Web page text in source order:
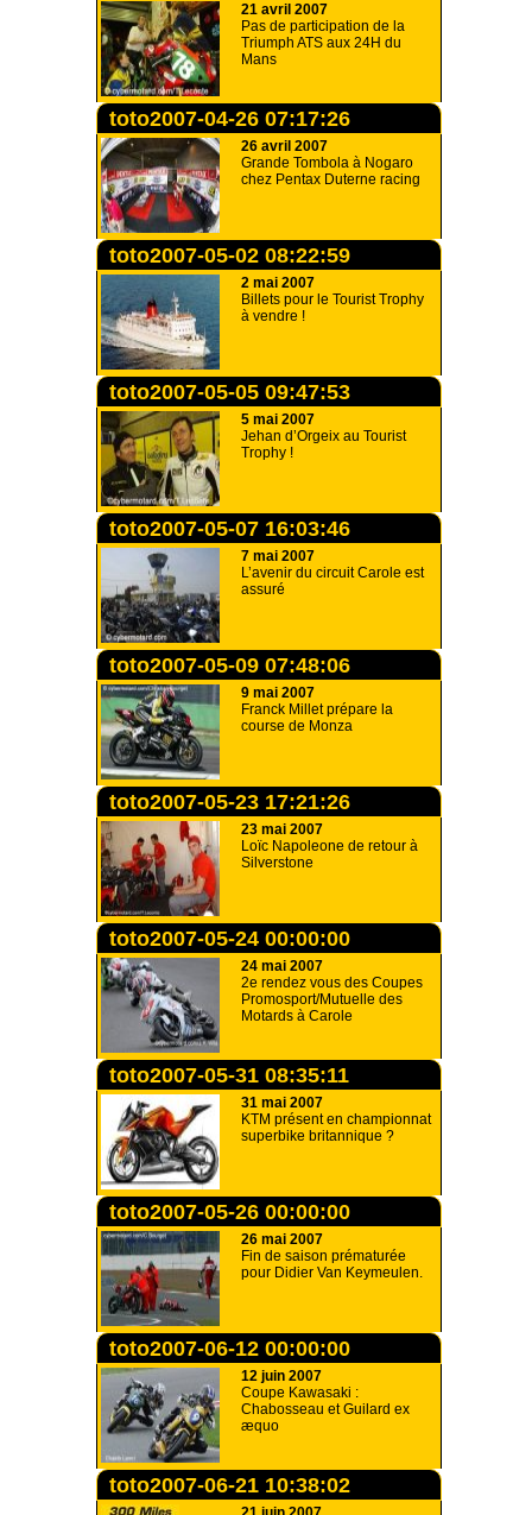
21 avril 2007
Pas de participation de la
Triumph ATS aux 24H du
Mans
toto2007-04-26 07:17:26
26 avril 2007
Grande Tombola à Nogaro
chez Pentax Duterne racing
toto2007-05-02 08:22:59
2 mai 2007
Billets pour le Tourist Trophy
à vendre !
toto2007-05-05 09:47:53
5 mai 2007
Jehan d’Orgeix au Tourist
Trophy !
toto2007-05-07 16:03:46
7 mai 2007
L’avenir du circuit Carole est
assuré
toto2007-05-09 07:48:06
9 mai 2007
Franck Millet prépare la
course de Monza
toto2007-05-23 17:21:26
23 mai 2007
Loïc Napoleone de retour à
Silverstone
toto2007-05-24 00:00:00
24 mai 2007
2e rendez vous des Coupes
Promosport/Mutuelle des
Motards à Carole
toto2007-05-31 08:35:11
31 mai 2007
KTM présent en championnat
superbike britannique ?
toto2007-05-26 00:00:00
26 mai 2007
Fin de saison prématurée
pour Didier Van Keymeulen.
toto2007-06-12 00:00:00
12 juin 2007
Coupe Kawasaki :
Chabosseau et Guilard ex
æquo
toto2007-06-21 10:38:02